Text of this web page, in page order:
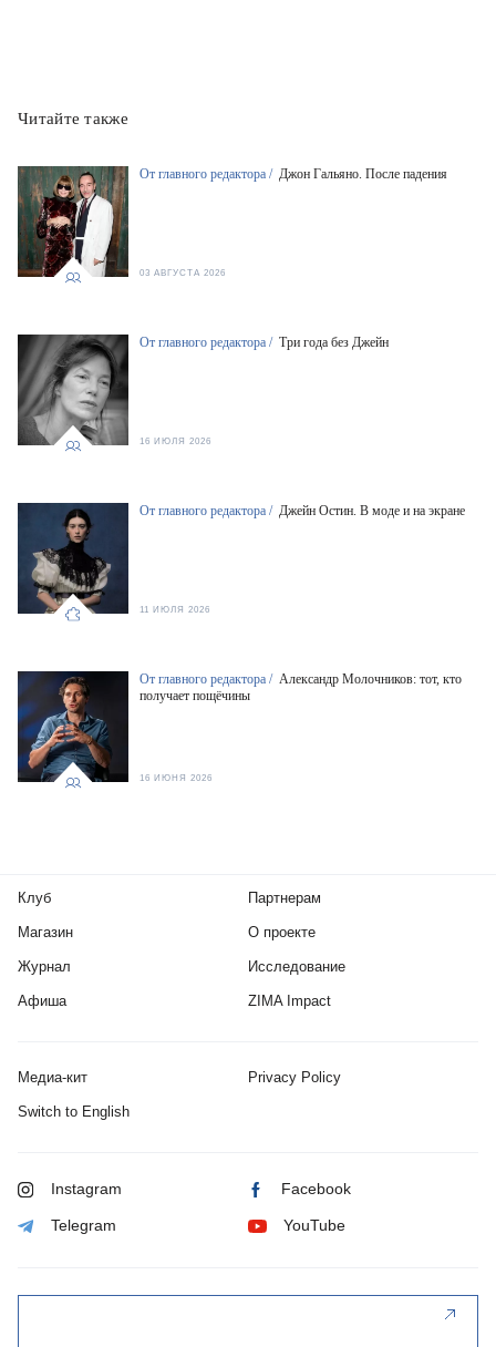
Читайте также
От главного редактора / Джон Гальяно. После падения
03 АВГУСТА 2026
От главного редактора / Три года без Джейн
16 ИЮЛЯ 2026
От главного редактора / Джейн Остин. В моде и на экране
11 ИЮЛЯ 2026
От главного редактора / Александр Молочников: тот, кто
получает пощёчины
16 ИЮНЯ 2026
Клуб
Магазин
Журнал
Афиша
Партнерам
О проекте
Исследование
ZIMA Impact
Медиа-кит Privacy Policy
Switch to English
Instagram Facebook
Telegram YouTube